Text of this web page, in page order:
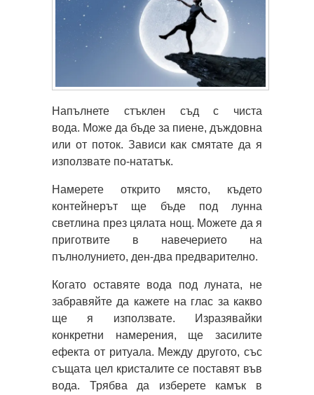
Напълнете стъклен съд с чиста
вода. Може да бъде за пиене, дъждовна
или от поток. Зависи как смятате да я
използвате по-нататък.
Намерете открито място, където
контейнерът ще бъде под лунна
светлина през цялата нощ. Можете да я
приготвите в навечерието на
пълнолунието, ден-два предварително.
Когато оставяте вода под луната, не
забравяйте да кажете на глас за какво
ще я използвате. Изразявайки
конкретни намерения, ще засилите
ефекта от ритуала. Между другото, със
същата цел кристалите се поставят във
вода. Трябва да изберете камък в